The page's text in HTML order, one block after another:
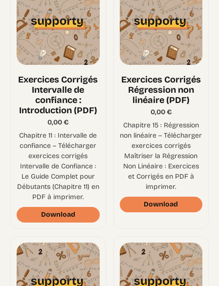
Exercices Corrigés
Intervalle de
confiance :
Introduction (PDF)
0,00€
Chapitre 11 : Intervalle de
confiance – Télécharger
exercices corrigés
Intervalle de Confiance :
Le Guide Complet pour
Débutants (Chapitre 11) en
PDF à imprimer.
Download
Exercices Corrigés
Régression non
linéaire (PDF)
0,00€
Chapitre 15 : Régression
non linéaire – Télécharger
exercices corrigés
Maîtriser la Régression
Non Linéaire : Exercices
et Corrigés en PDF à
imprimer.
Download